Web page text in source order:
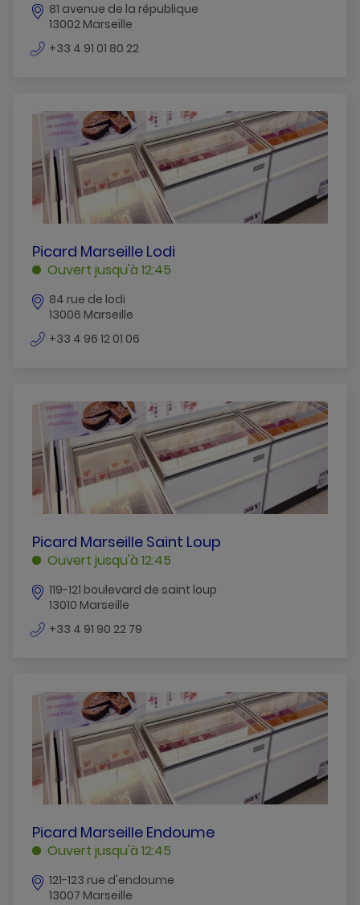
MARSEILLE
81 avenue de la république
13002 Marseille
+33 4 91 01 80 22numéro
PICARD
MARSEILLE
MARSEILLE
Picard Marseille Lodi
Ouvert jusqu'à 12:45
84 rue de lodi
13006 Marseille
+33 4 96 12 01 06
PICARD
MARSEILLE
LOUP
MARSEILLE
Picard Marseille Saint Loup
Ouvert jusqu'à 12:45
119-121 boulevard de saint loup
13010 Marseille
+33 4 91 90 22 79
PICARD
MARSEILLE
MARSEILLE
Picard Marseille Endoume
Ouvert jusqu'à 12:45
121-123 rue d'endoume
13007 Marseille